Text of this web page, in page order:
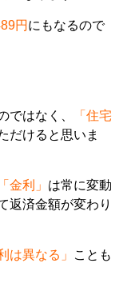
円 にもなるので
ではなく、
「住宅
だけると思いま
「金利」 は常に変動
返済金額が変わり
は異なる」
ことも